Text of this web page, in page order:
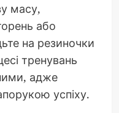
масу,
або
на резиночки
тренувань
адже
успіху.